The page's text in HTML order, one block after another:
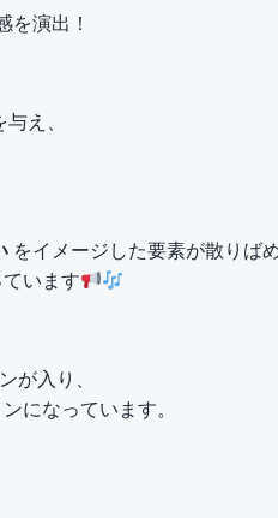
を演出！
与え、
をイメージした要素が散りばめ
います
が入り、
になっています。